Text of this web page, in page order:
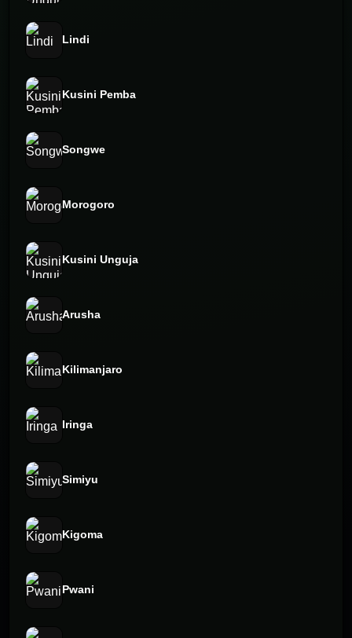
Lindi
Kusini Pemba
Songwe
Morogoro
Kusini Unguja
Arusha
Kilimanjaro
Iringa
Simiyu
Kigoma
Pwani